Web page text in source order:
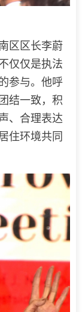
区区长李蔚
仅仅是执法
参与。他呼
结一致，积
、合理表达
住环境共同